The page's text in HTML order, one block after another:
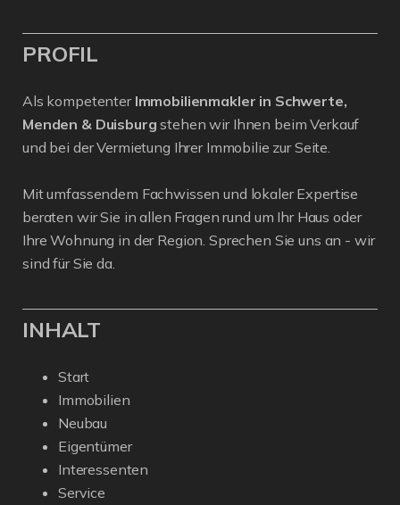
PROFIL
Als kompetenter Immobilienmakler in Schwerte,
Menden & Duisburg stehen wir Ihnen beim Verkauf
und bei der Vermietung Ihrer Immobilie zur Seite.
Mit umfassendem Fachwissen und lokaler Expertise
beraten wir Sie in allen Fragen rund um Ihr Haus oder
Ihre Wohnung in der Region. Sprechen Sie uns an - wir
sind für Sie da.
INHALT
Start
Immobilien
Neubau
Eigentümer
Interessenten
Service